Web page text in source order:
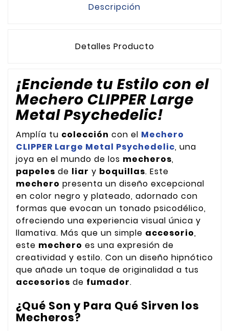
Descripción
Detalles Producto
¡Enciende tu Estilo con el
Mechero CLIPPER Large
Metal Psychedelic!
Amplía tu colección con el Mechero
CLIPPER Large Metal Psychedelic, una
joya en el mundo de los mecheros,
papeles de liar y boquillas. Este
mechero presenta un diseño excepcional
en color negro y plateado, adornado con
formas que evocan un tonado psicodélico,
ofreciendo una experiencia visual única y
llamativa. Más que un simple accesorio,
este mechero es una expresión de
creatividad y estilo. Con un diseño hipnótico
que añade un toque de originalidad a tus
accesorios de fumador.
¿Qué Son y Para Qué Sirven los
Mecheros?